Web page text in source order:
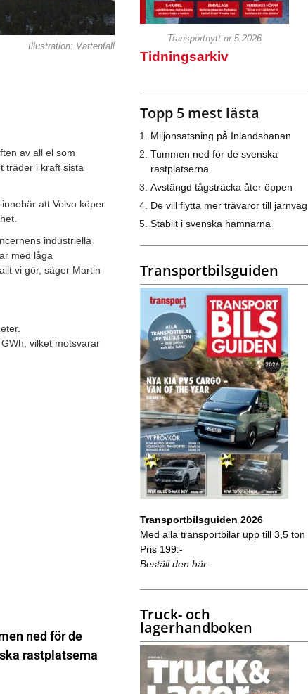
Illustration: Vattenfall
av all el som
träder i kraft sista
att Volvo köper
industriella
med låga
vi gör, säger Martin
vilket motsvarar
ned för de
rastplatserna
Transportnytt nr 5-2026
Tidningsarkiv
Topp 5 mest lästa
Miljonsatsning på Inlandsbanan
Tummen ned för de svenska
rastplatserna
Avstängd tågsträcka åter öppen
De vill flytta mer trävaror till järnväg
Stabilt i svenska hamnarna
Transportbilsguiden
Transportbilsguiden 2026
Med alla transportbilar upp till 3,5 ton
Pris 199:-
Beställ den här
Truck- och
lagerhandboken